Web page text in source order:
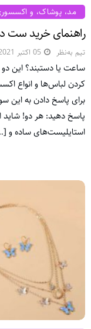
مد، پوشاک، و
راهنمای خرید ست
تیم به‌نظر 05 اکتبر 2021
ساعت یا دستبند؟ این
کردن لباس‌ها و انواع
برای پاسخ دادن به این
پاسخ دهید: هر دو! شاید
استایلیست‌های ساده و